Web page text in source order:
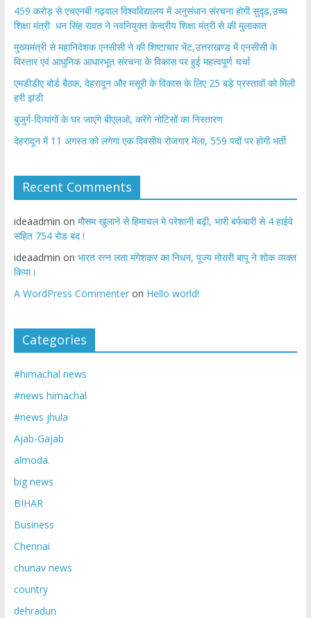
459 करोड़ से एचएनबी गढ़वाल विश्वविद्यालय में अनुसंधान संरचना होगी सुदृढ,उच्च
शिक्षा मंत्री धन सिंह रावत ने नवनियुक्त केन्द्रीय शिक्षा मंत्री से की मुलाकात
मुख्यमंत्री से महानिदेशक एनसीसी ने की शिष्टाचार भेंट,उत्तराखण्ड में एनसीसी के
विस्तार एवं आधुनिक आधारभूत संरचना के विकास पर हुई महत्वपूर्ण चर्चा
एमडीडीए बोर्ड बैठक, देहरादून और मसूरी के विकास के लिए 25 बड़े प्रस्तावों को मिली
हरी झंडी
बुजुर्ग-दिव्यांगों के घर जाएंगे बीएलओ, करेंगे नोटिसों का निस्तारण
​देहरादून में 11 अगस्त को लगेगा एक दिवसीय रोजगार मेला, 559 पदों पर होगी भर्ती
Recent Comments
ideaadmin on मौसम खुलाने से हिमाचल मे परेशानी बढ़ी, भारी बर्फबारी से 4 हाईवे
सहित 754 रोड बंद !
ideaadmin on भारत रत्न लता मंगेशकर का निधन, पूज्य मोरारी बापू ने शोक व्यक्त
किया।
A WordPress Commenteron Hello world!
Categories
#himachal news
#news himachal
#news jhula
Ajab-Gajab
almoda.
big news
BIHAR
Business
Chennai
chunav news
country
dehradun